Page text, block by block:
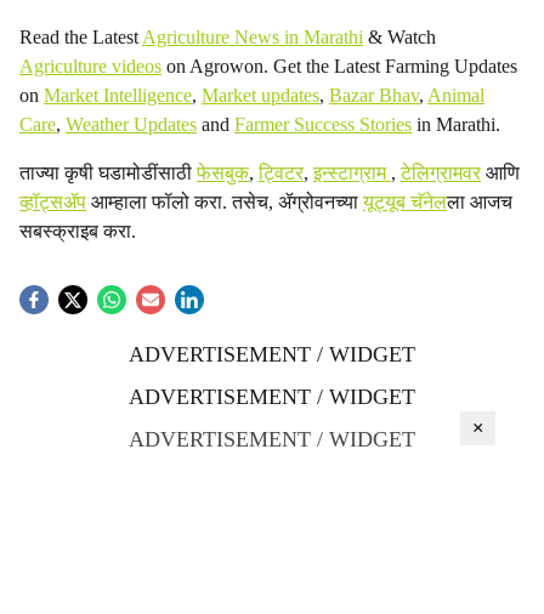
Read the Latest Agriculture News in Marathi & Watch
Agriculture videos on Agrowon. Get the Latest Farming Updates
on Market Intelligence, Market updates, Bazar Bhav, Animal
Care, Weather Updates and Farmer Success Stories in Marathi.
ताज्या कृषी घडामोडींसाठीफेसबुक,ट्विटर,इन्स्टाग्राम ,टेलिग्रामवरआणि
व्हॉट्सॲप आम्हाला फॉलो करा. तसेच, ॲग्रोवनच्यायूट्यूब चॅनेलला आजच
सबस्क्राइब करा.
ADVERTISEMENT / WIDGET
ADVERTISEMENT / WIDGET
ADVERTISEMENT / WIDGET
×